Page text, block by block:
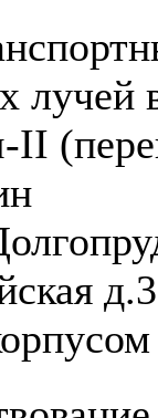
лучей
II